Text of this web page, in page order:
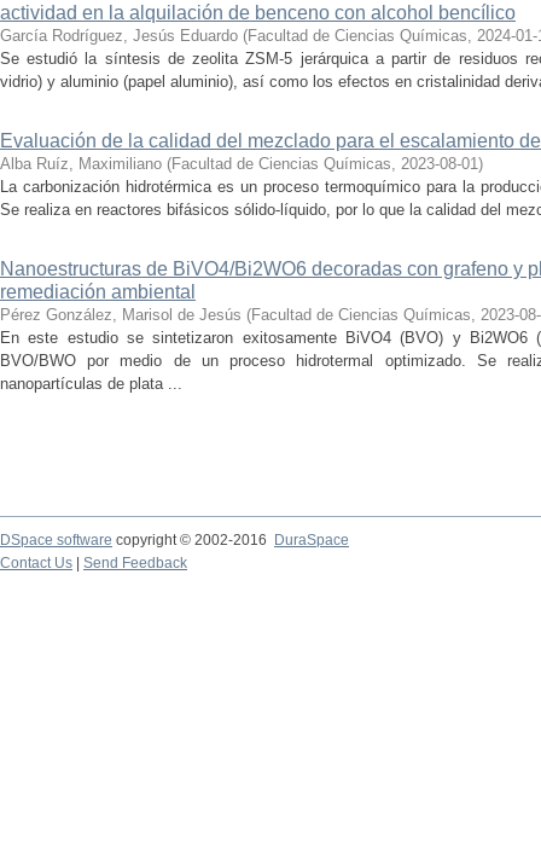
actividad en la alquilación de benceno con alcohol bencílico
García Rodríguez, Jesús Eduardo (Facultad de Ciencias Químicas, 2024-01-
Se estudió la síntesis de zeolita ZSM-5 jerárquica a partir de residuos
vidrio) y aluminio (papel aluminio), así como los efectos en cristalinidad
Evaluación de la calidad del mezclado para el escalamiento
Alba Ruíz, Maximiliano (Facultad de Ciencias Químicas, 2023-08-01)
La carbonización hidrotérmica es un proceso termoquímico para la
Se realiza en reactores bifásicos sólido-líquido, por lo que la calidad del
Nanoestructuras de BiVO4/Bi2WO6 decoradas con grafeno y
remediación ambiental
Pérez González, Marisol de Jesús (Facultad de Ciencias Químicas, 2023-
En este estudio se sintetizaron exitosamente BiVO4 (BVO) y
BVO/BWO por medio de un proceso hidrotermal optimizado. Se
nanopartículas de plata ...
DSpace software copyright © 2002-2016
DuraSpace
Contact Us
Send Feedback